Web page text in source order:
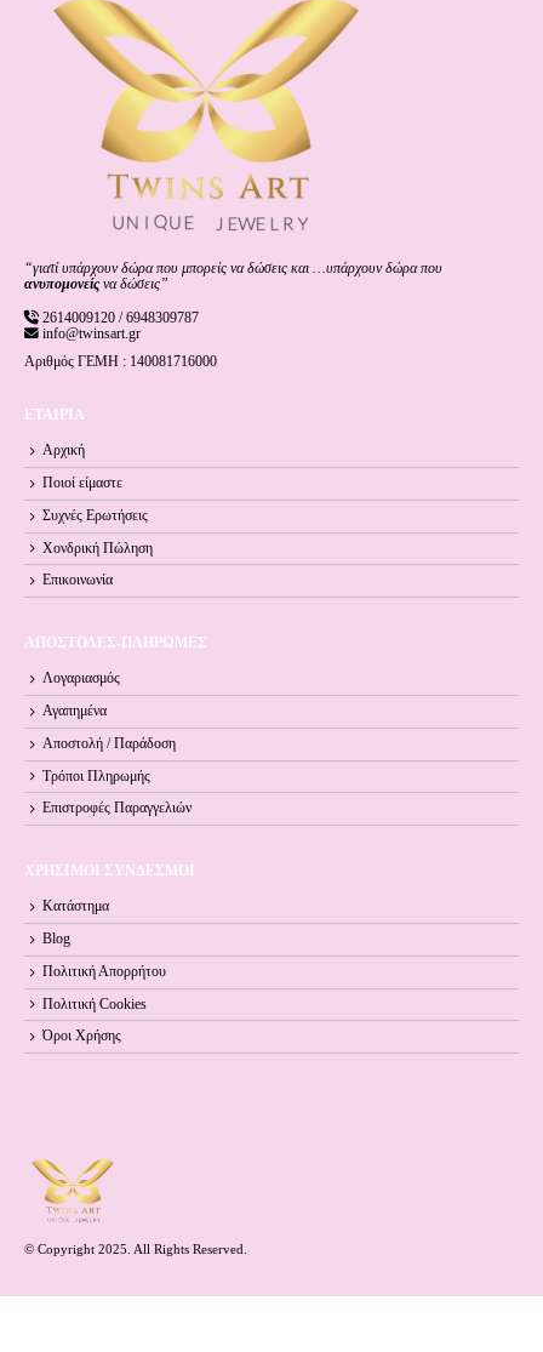
“γιατί υπάρχουν δώρα που μπορείς να δώσεις και …υπάρχουν δώρα που
ανυπομονείςνα δώσεις”
2614009120 / 6948309787
info@twinsart.gr
Αριθμός ΓΕΜΗ : 140081716000
ΕΤΑΙΡΙΑ
Αρχική
Ποιοί είμαστε
Συχνές Ερωτήσεις
Χονδρική Πώληση
Επικοινωνία
ΑΠΟΣΤΟΛΕΣ-ΠΛΗΡΩΜΕΣ
Λογαριασμός
Αγαπημένα
Αποστολή / Παράδοση
Τρόποι Πληρωμής
Επιστροφές Παραγγελιών
ΧΡΗΣΙΜΟΙ ΣΥΝΔΕΣΜΟΙ
Κατάστημα
Blog
Πολιτική Απορρήτου
Πολιτική Cookies
Όροι Xρήσης
© Copyright 2025. All Rights Reserved.